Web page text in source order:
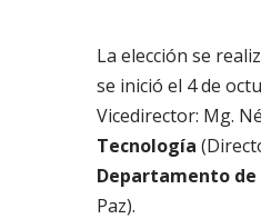
La elección se
se inició el 4 de
Vicedirector: Mg.
Tecnología
Departamento de
Paz).